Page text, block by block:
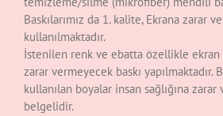
Baskılarımız da 1. kalite, Ekrana zarar
kullanılmaktadır.
İstenilen renk ve ebatta özellikle ekran
zarar vermeyecek baskı yapılmaktadır.
kullanılan boyalar insan sağlığına zarar
belgelidir.